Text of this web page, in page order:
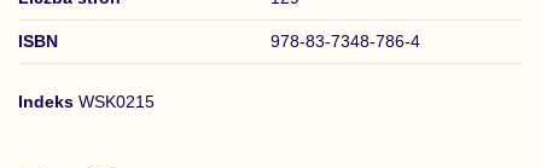
ISBN 978-83-7348-786-4
Indeks WSK0215